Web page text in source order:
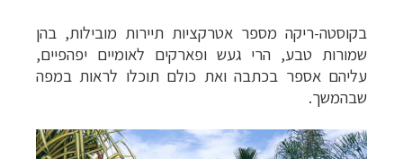
בקוסטה-ריקה מספר אטרקציות תיירות מובילות, בהן
שמורות טבע, הרי געש ופארקים לאומיים יפהפיים,
עליהם אספר בכתבה ואת כולם תוכלו לראות במפה
שבהמשך.